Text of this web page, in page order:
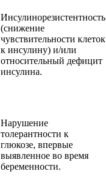
Инсулинорезистентность
(снижение
чувствительности клеток
к инсулину) и/или
относительный дефицит
инсулина.
Нарушение
толерантности к
глюкозе, впервые
выявленное во время
беременности.